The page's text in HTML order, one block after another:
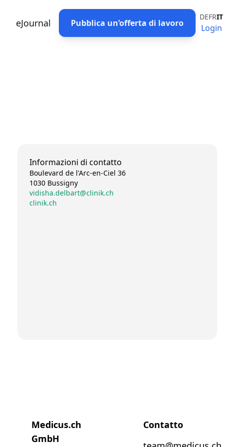
eJournal Pubblica un’offerta di lavoro
DEFRIT
Login
Informazioni di contatto
Boulevard de l'Arc-en-Ciel 36
1030 Bussigny
vidisha.delbart@clinik.ch
clinik.ch
Medicus.ch
GmbH
Contatto